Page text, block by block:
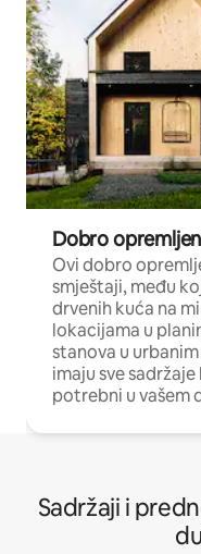
Dobro
Ovi dobro
smještaji, među
drvenih kuća na
lokacijama u
stanova u
imaju sve sadržaje
potrebni u vašem
Sadržaji i